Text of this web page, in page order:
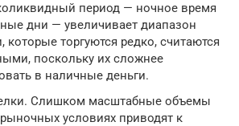
период — ночное время
дни — увеличивает диапазон
которые торгуются редко, считаются
поскольку их сложнее
в наличные деньги.
Слишком масштабные объемы
условиях приводят к